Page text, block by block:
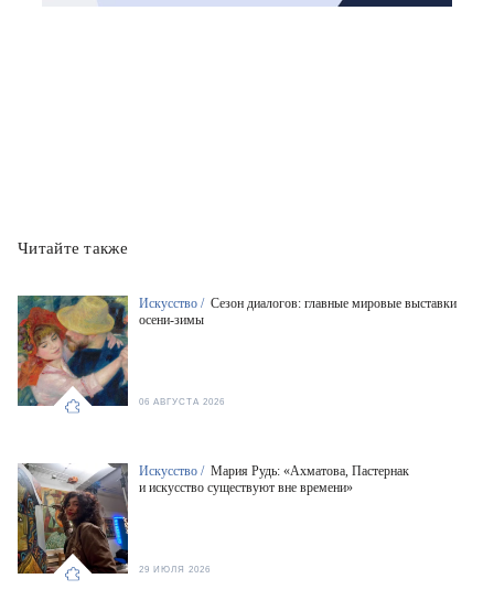
Читайте также
Искусство / Сезон диалогов: главные мировые выставки
осени-зимы
06 АВГУСТА 2026
Искусство / Мария Рудь: «Ахматова, Пастернак
и искусство существуют вне времени»
29 ИЮЛЯ 2026